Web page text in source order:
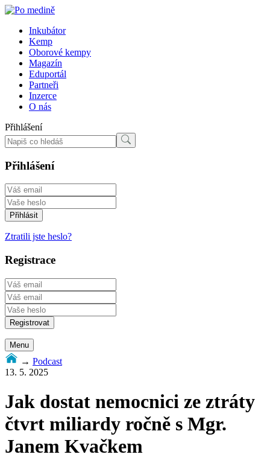
Inkubátor
Kemp
Oborové kempy
Magazín
Eduportál
Partneři
Inzerce
O nás
Přihlášení
Přihlášení
Ztratili jste heslo?
Registrace
Menu
→ Podcast
13. 5. 2025
Jak dostat nemocnici ze ztráty
čtvrt miliardy ročně s Mgr.
Janem Kvačkem